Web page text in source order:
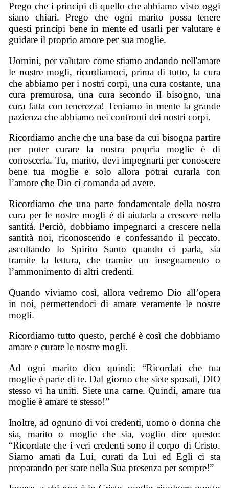
Prego che i principi di quello che abbiamo visto oggi
siano chiari. Prego che ogni marito possa tenere
questi principi bene in mente ed usarli per valutare e
guidare il proprio amore per sua moglie.
Uomini, per valutare come stiamo andando nell'amare
le nostre mogli, ricordiamoci, prima di tutto, la cura
che abbiamo per i nostri corpi, una cura costante, una
cura premurosa, una cura secondo il bisogno, una
cura fatta con tenerezza! Teniamo in mente la grande
pazienza che abbiamo nei confronti dei nostri corpi.
Ricordiamo anche che una base da cui bisogna partire
per poter curare la nostra propria moglie è di
conoscerla. Tu, marito, devi impegnarti per conoscere
bene tua moglie e solo allora potrai curarla con
l’amore che Dio ci comanda ad avere.
Ricordiamo che una parte fondamentale della nostra
cura per le nostre mogli è di aiutarla a crescere nella
santità. Perciò, dobbiamo impegnarci a crescere nella
santità noi, riconoscendo e confessando il peccato,
ascoltando lo Spirito Santo quando ci parla, sia
tramite la lettura, che tramite un insegnamento o
l’ammonimento di altri credenti.
Quando viviamo così, allora vedremo Dio all’opera
in noi, permettendoci di amare veramente le nostre
mogli.
Ricordiamo tutto questo, perché è così che dobbiamo
amare e curare le nostre mogli.
Ad ogni marito dico quindi: “Ricordati che tua
moglie è parte di te. Dal giorno che siete sposati, DIO
stesso vi ha uniti. Siete una carne. Quindi, amare tua
moglie è amare te stesso!”
Inoltre, ad ognuno di voi credenti, uomo o donna che
sia, marito o moglie che sia, voglio dire questo:
“Ricordate che i veri credenti sono il corpo di Cristo.
Siamo amati da Lui, curati da Lui ed Egli ci sta
preparando per stare nella Sua presenza per sempre!”